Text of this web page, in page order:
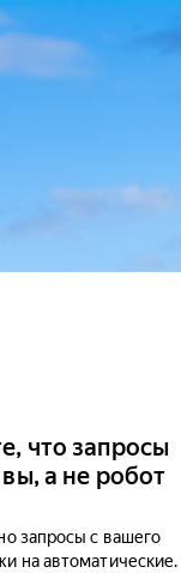
что запросы
а не робот
запросы с вашего
на автоматические.